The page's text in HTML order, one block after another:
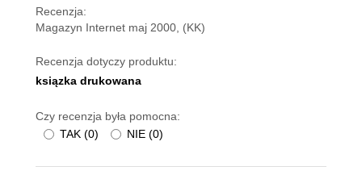
Recenzja:
Magazyn Internet maj 2000, (KK)
Recenzja dotyczy produktu:
ksiązka drukowana
Czy recenzja była pomocna:
TAK (0) NIE (0)